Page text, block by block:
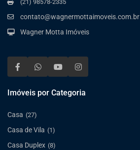
(21) 98578-2335
contato@wagnermottaimoveis.com.br
Wagner Motta Imóveis
Imóveis por Categoria
Casa (27)
Casa de Vila (1)
Casa Duplex (8)